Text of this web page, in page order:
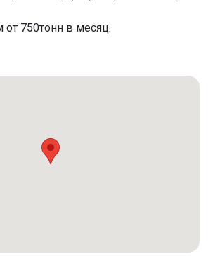
750тонн в месяц.